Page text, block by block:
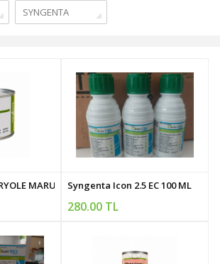
SYNGENTA
MARUL TOHUMUSyngenta Icon 2.5 EC 100 ML
280.00 TL